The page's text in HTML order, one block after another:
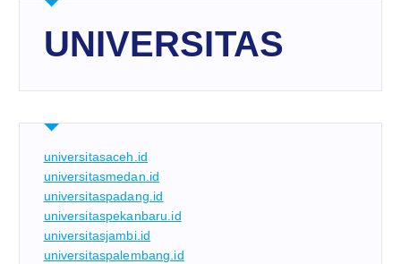
UNIVERSITAS
universitasaceh.id
universitasmedan.id
universitaspadang.id
universitaspekanbaru.id
universitasjambi.id
universitaspalembang.id